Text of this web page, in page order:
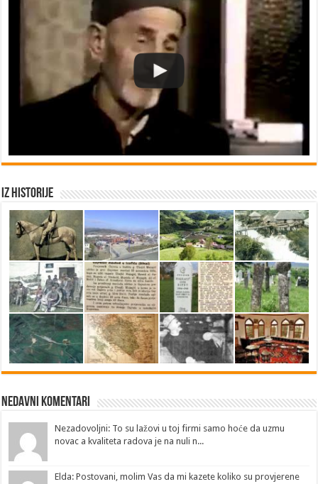
Iz historije
Nedavni Komentari
Nezadovoljni: To su lažovi u toj firmi samo hoće da uzmu
novac a kvaliteta radova je na nuli n...
Elda: Postovani, molim Vas da mi kazete koliko su provjerene